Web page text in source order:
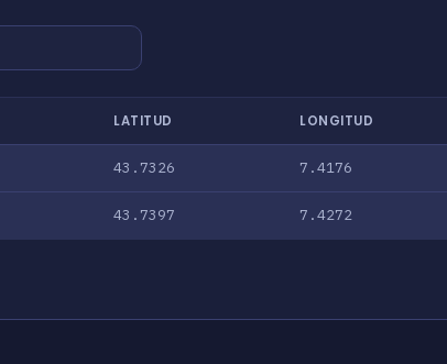
LATITUD LONGITUD
43.7326 7.4176
43.7397 7.4272